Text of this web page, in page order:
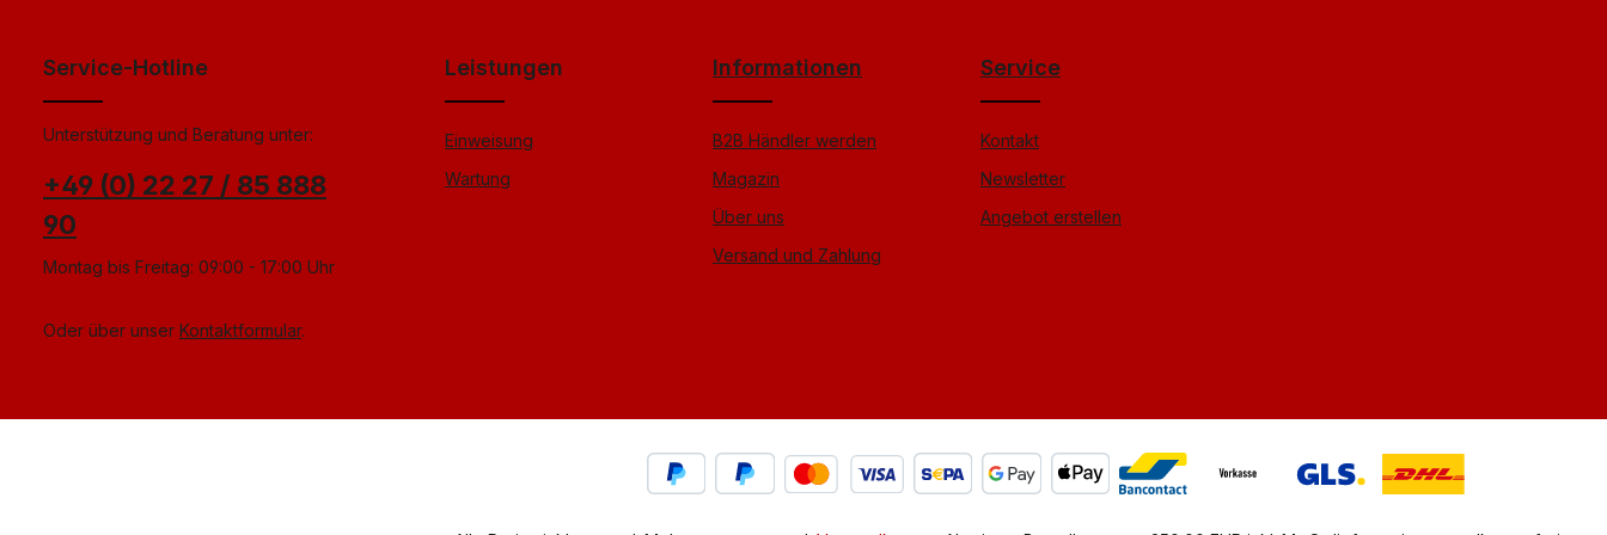
Service-Hotline
Unterstützung und Beratung unter:
+49 (0) 22 27 / 85 888
90
Montag bis Freitag: 09:00 - 17:00 Uhr
Oder über unser Kontaktformular.
Leistungen
Einweisung
Wartung
Informationen
B2B Händler werden
Magazin
Über uns
Versand und Zahlung
Service
Kontakt
Newsletter
Angebot erstellen